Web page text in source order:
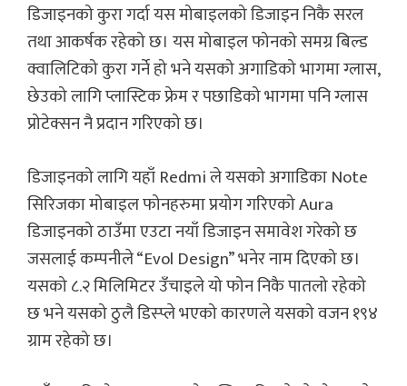
डिजाइनको कुरा गर्दा यस मोबाइलको डिजाइन निकै सरल
तथा आकर्षक रहेको छ। यस मोबाइल फोनको समग्र बिल्ड
क्वालिटिको कुरा गर्ने हो भने यसको अगाडिको भागमा ग्लास,
छेउको लागि प्लास्टिक फ्रेम र पछाडिको भागमा पनि ग्लास
प्रोटेक्सन नै प्रदान गरिएको छ।
डिजाइनको लागि यहाँ Redmi ले यसको अगाडिका Note
सिरिजका मोबाइल फोनहरुमा प्रयोग गरिएको Aura
डिजाइनको ठाउँमा एउटा नयाँ डिजाइन समावेश गरेको छ
जसलाई कम्पनीले “Evol Design” भनेर नाम दिएको छ।
यसको ८.२ मिलिमिटर उँचाइले यो फोन निकै पातलो रहेको
छ भने यसको ठुलै डिस्प्ले भएको कारणले यसको वजन १९४
ग्राम रहेको छ।